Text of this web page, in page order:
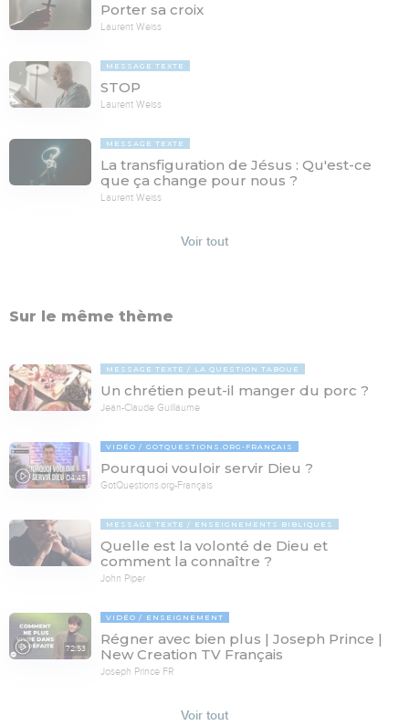
Porter sa croix
Laurent Weiss
MESSAGE TEXTE
STOP
Laurent Weiss
MESSAGE TEXTE
La transfiguration de Jésus : Qu'est-ce
que ça change pour nous ?
Laurent Weiss
Voir tout
Sur le même thème
MESSAGE TEXTE LA QUESTION TABOUE
Un chrétien peut-il manger du porc ?
Jean-Claude Guillaume
04:45
VIDÉO GOTQUESTIONS.ORG-FRANÇAIS
Pourquoi vouloir servir Dieu ?
GotQuestions.org-Français
MESSAGE TEXTE ENSEIGNEMENTS BIBLIQUES
Quelle est la volonté de Dieu et
comment la connaître ?
John Piper
72:53
VIDÉO ENSEIGNEMENT
Régner avec bien plus | Joseph Prince |
New Creation TV Français
Joseph Prince FR
Voir tout